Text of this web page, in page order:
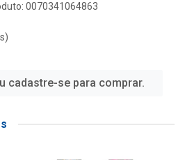
0070341064863
cadastre-se para comprar.